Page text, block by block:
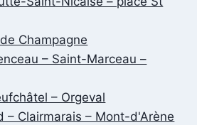
Champagne
– Saint-Marceau –
– Orgeval
– Clairmarais – Mont-d'Arène